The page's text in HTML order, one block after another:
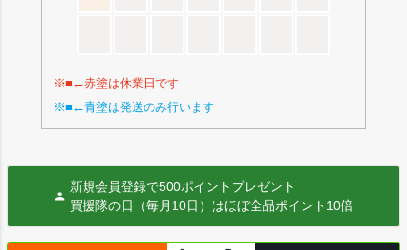
※■←赤塗は休業日です
※■←青塗は発送のみ行います
新規会員登録で500ポイントプレゼント
買援隊の日（毎月10日）はほぼ全品ポイント10倍